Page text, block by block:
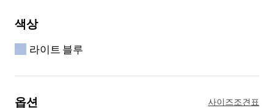
색상
라이트 블루
옵션 사이즈조견표